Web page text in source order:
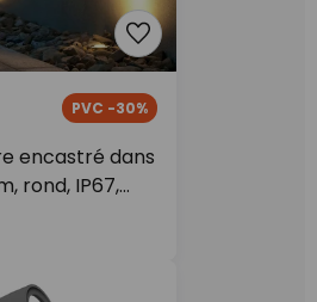
encastré dans
rond, IP67,
PVC -30%